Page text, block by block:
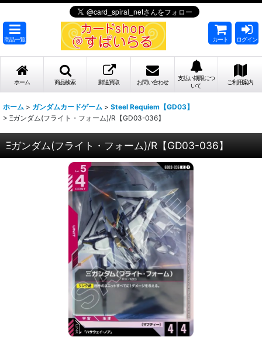
商品一覧 カート ログイン
ホーム 商品検索 郵送買取 お問い合わせ
支払い期限につ
いて
ご利用案内
ホーム > ガンダムカードゲーム > Steel Requiem【GD03】
> Ξガンダム(フライト・フォーム)/R【GD03-036】
Ξガンダム(フライト・フォーム)/R【GD03-036】